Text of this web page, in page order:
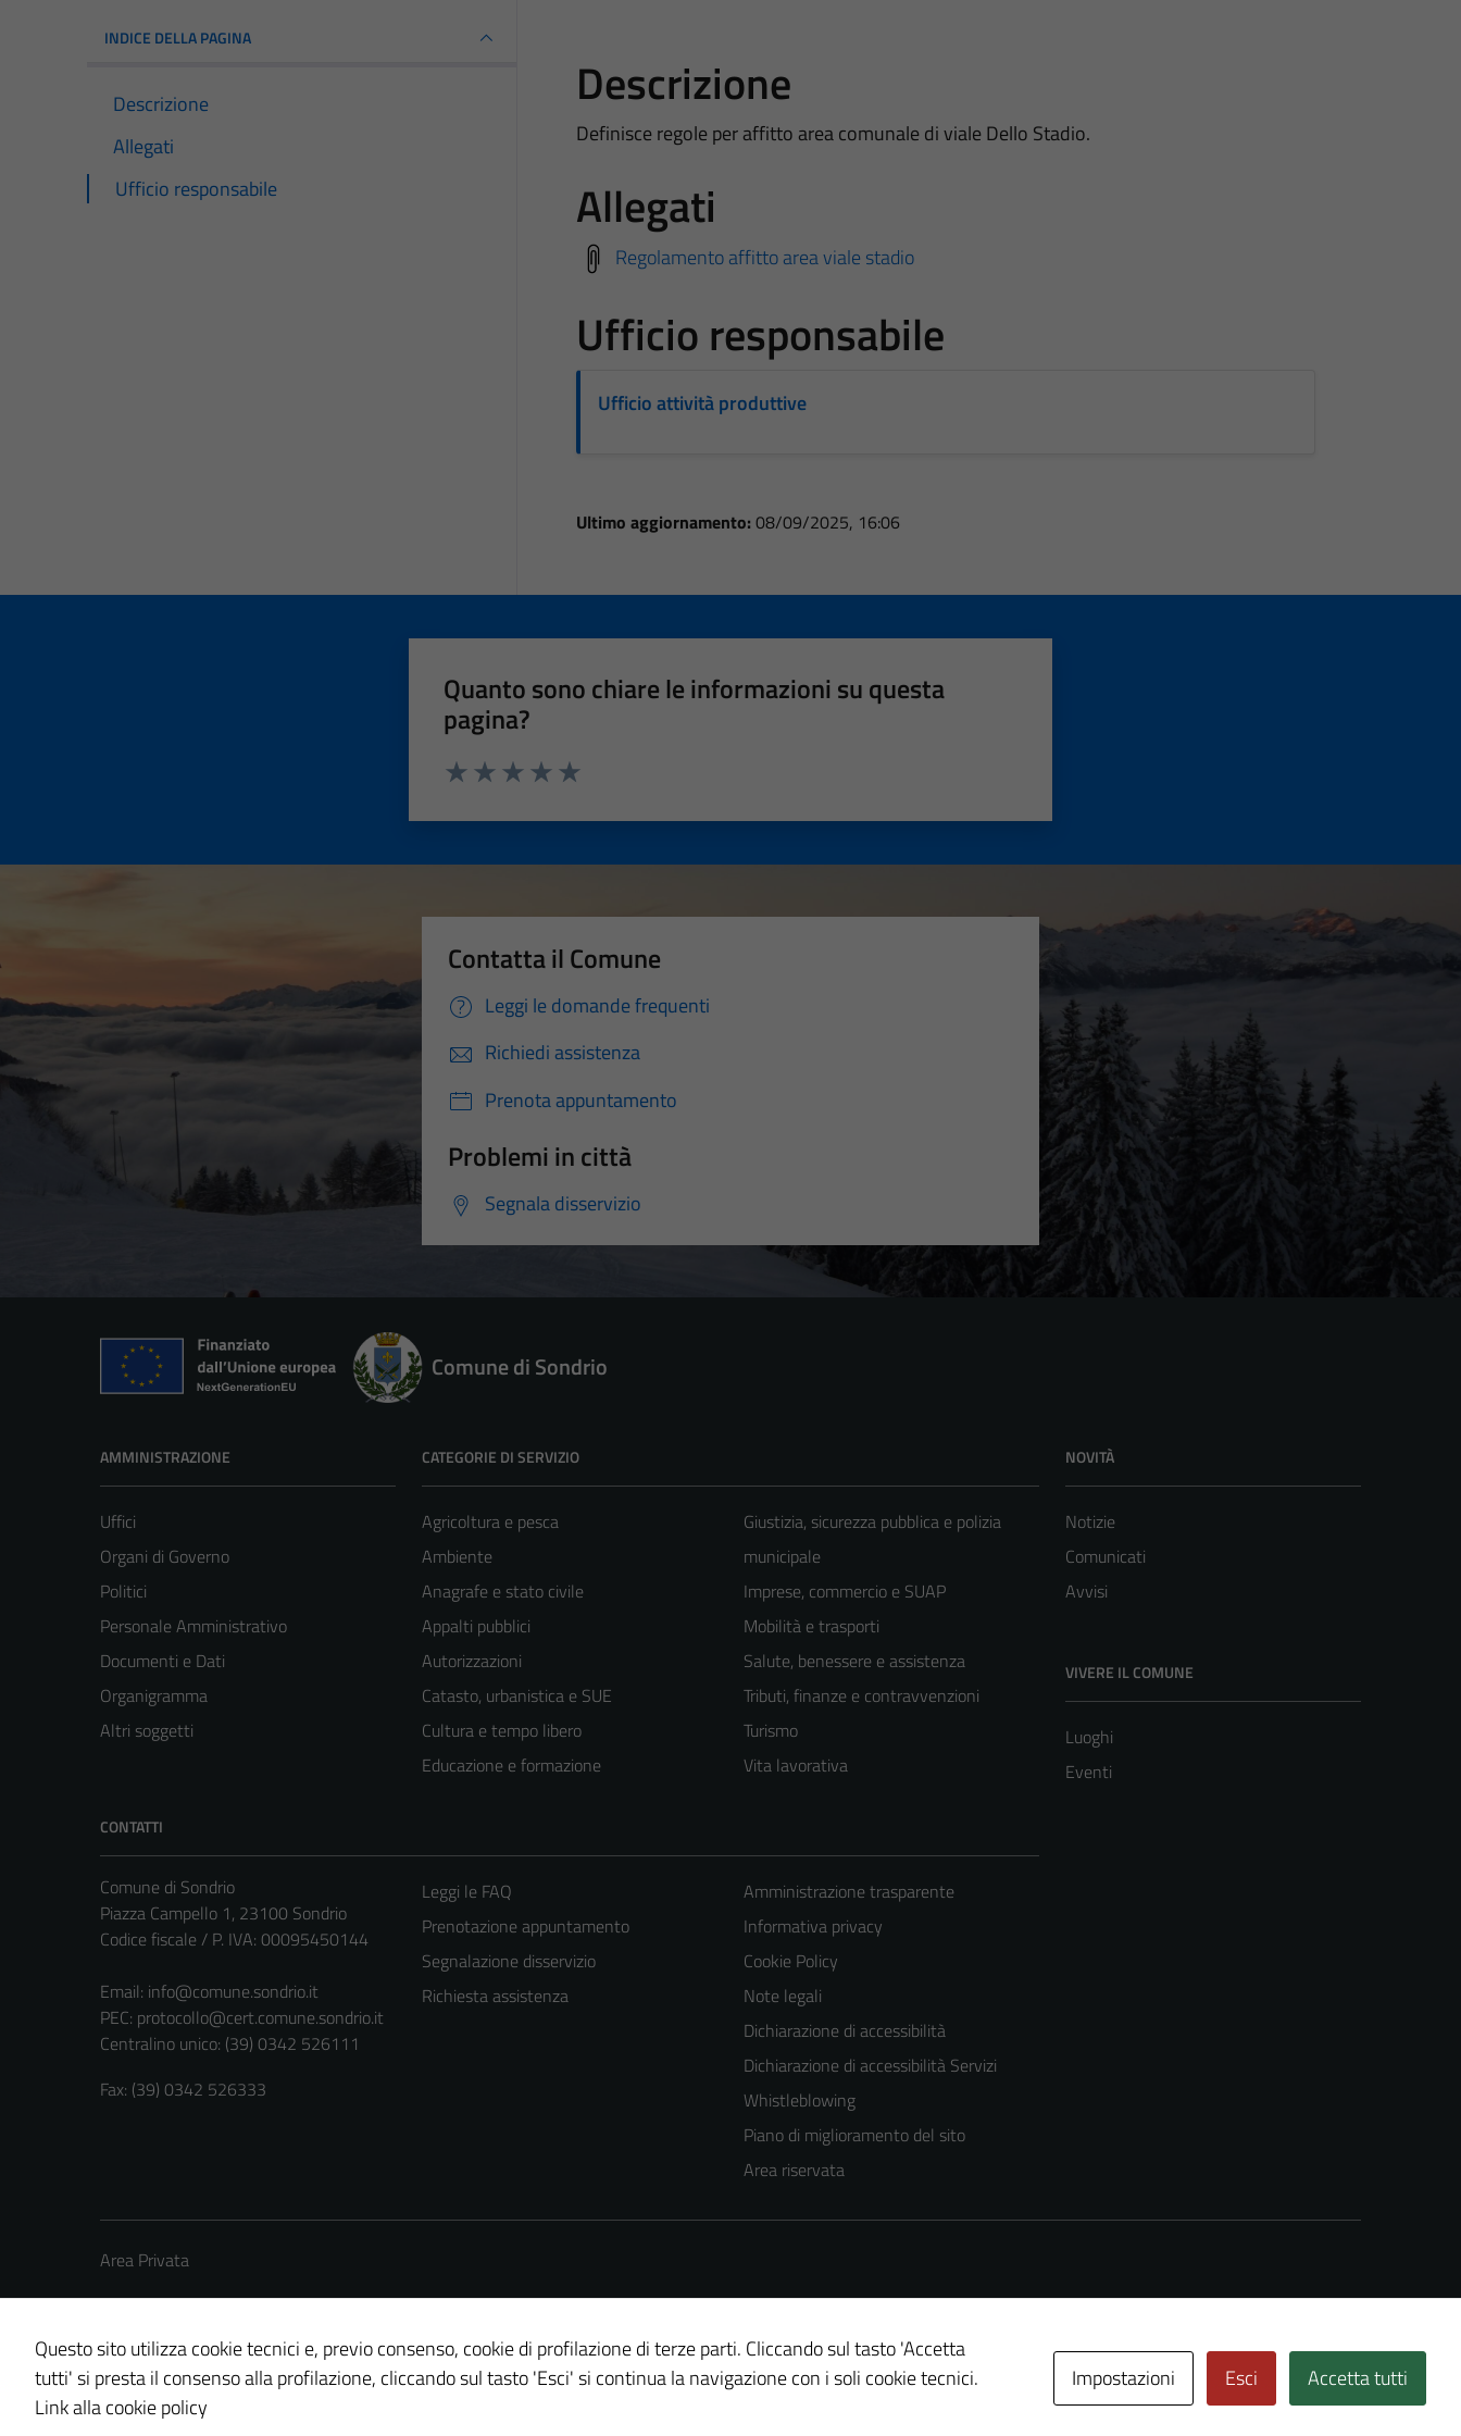
INDICE DELLA PAGINA
Descrizione
Allegati
Ufficio responsabile
Descrizione
Definisce regole per affitto area comunale di viale Dello Stadio.
Allegati
Regolamento affitto area viale stadio
Ufficio responsabile
Ufficio attività produttive
Ultimo aggiornamento: 08/09/2025, 16:06
Quanto sono chiare le informazioni su questa
pagina?
Contatta il Comune
Leggi le domande frequenti
Richiedi assistenza
Prenota appuntamento
Problemi in città
Segnala disservizio
Comune di Sondrio
AMMINISTRAZIONE
Uffici
Organi di Governo
Politici
Personale Amministrativo
Documenti e Dati
Organigramma
Altri soggetti
CATEGORIE DI SERVIZIO
Agricoltura e pesca
Ambiente
Anagrafe e stato civile
Appalti pubblici
Autorizzazioni
Catasto, urbanistica e SUE
Cultura e tempo libero
Educazione e formazione
Giustizia, sicurezza pubblica e polizia
municipale
Imprese, commercio e SUAP
Mobilità e trasporti
Salute, benessere e assistenza
Tributi, finanze e contravvenzioni
Turismo
Vita lavorativa
NOVITÀ
Notizie
Comunicati
Avvisi
VIVERE IL COMUNE
Luoghi
Eventi
CONTATTI
Comune di Sondrio
Piazza Campello 1, 23100 Sondrio
Codice fiscale / P. IVA: 00095450144
Email: info@comune.sondrio.it
PEC: protocollo@cert.comune.sondrio.it
Centralino unico: (39) 0342 526111
Fax: (39) 0342 526333
Leggi le FAQ
Prenotazione appuntamento
Segnalazione disservizio
Richiesta assistenza
Amministrazione trasparente
Informativa privacy
Cookie Policy
Note legali
Dichiarazione di accessibilità
Dichiarazione di accessibilità Servizi
Whistleblowing
Piano di miglioramento del sito
Area riservata
Area Privata
Credits: © Technical Design s.r.l.
Questo sito utilizza cookie tecnici e, previo consenso, cookie di profilazione di terze parti. Cliccando sul tasto 'Accetta
tutti' si presta il consenso alla profilazione, cliccando sul tasto 'Esci' si continua la navigazione con i soli cookie tecnici.
Link alla cookie policy
Impostazioni Esci Accetta tutti